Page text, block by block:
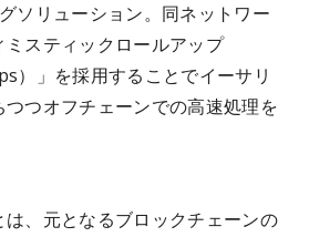
ソリューション。同ネットワー
ミスティックロールアップ
）」を採用することでイーサリ
つオフチェーンでの高速処理を
は、元となるブロックチェーンの